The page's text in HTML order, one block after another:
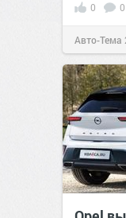
0 0
Авто-Тема